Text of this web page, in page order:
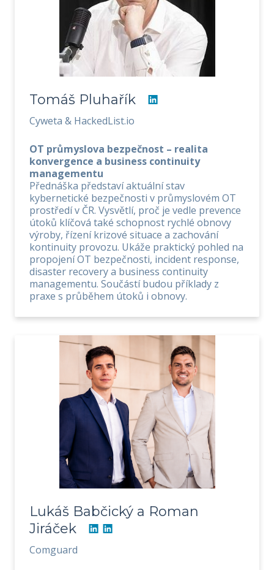
Tomáš Pluhařík
Cyweta & HackedList.io
OT průmyslova bezpečnost – realita
konvergence a business continuity
managementu
Přednáška představí aktuální stav
kybernetické bezpečnosti v průmyslovém OT
prostředí v ČR. Vysvětlí, proč je vedle prevence
útoků klíčová také schopnost rychlé obnovy
výroby, řízení krizové situace a zachování
kontinuity provozu. Ukáže praktický pohled na
propojení OT bezpečnosti, incident response,
disaster recovery a business continuity
managementu. Součástí budou příklady z
praxe s průběhem útoků i obnovy.
Lukáš Babčický a Roman
Jiráček
Comguard